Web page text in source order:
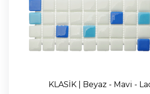
KLASİK | Beyaz - Mavi -